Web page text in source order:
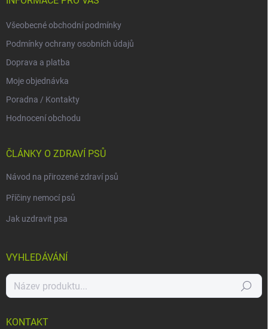
Všeobecné obchodní podmínky
Podmínky ochrany osobních údajů
Doprava a platba
Moje objednávka
Poradna / Kontakty
Hodnocení obchodu
ČLÁNKY O ZDRAVÍ PSŮ
Návod na přirozené zdraví psů
Příčiny nemocí psů
Jak uzdravit psa
VYHLEDÁVÁNÍ
Hledat
KONTAKT